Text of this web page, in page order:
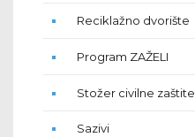
Reciklažno dvorište
Program ZAŽELI
Stožer civilne zaštite
Sazivi